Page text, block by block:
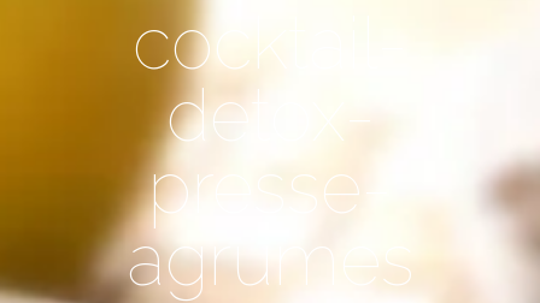
cocktail-
detox-
presse-
agrumes